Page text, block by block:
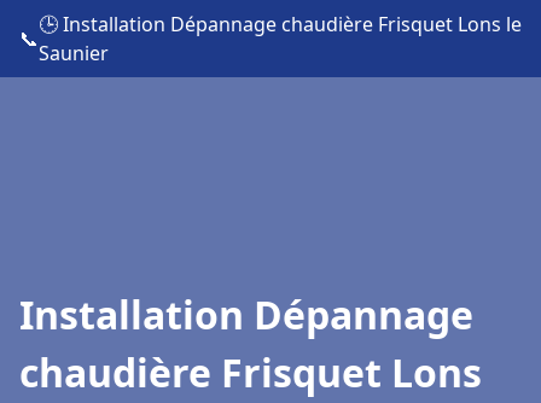
📞
🕒 Installation Dépannage chaudière Frisquet Lons le
Saunier
Installation Dépannage
chaudière Frisquet Lons